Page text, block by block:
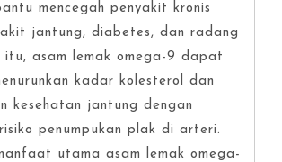
mencegah penyakit kronis
jantung, diabetes, dan radang
itu, asam lemak omega-9 dapat
kadar kolesterol dan
kesehatan jantung dengan
penumpukan plak di arteri.
utama asam lemak omega-